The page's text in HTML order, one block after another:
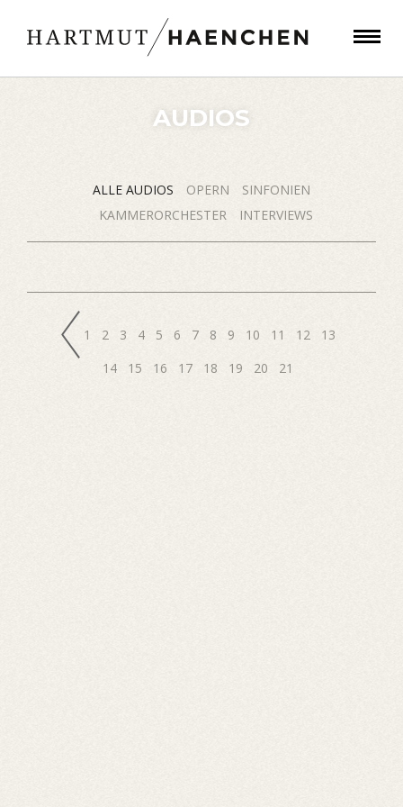
AUDIOS
ALLE AUDIOS OPERN
SINFONIEN
KAMMERORCHESTER
INTERVIEWS
1 2 3 4 5 6 7 8 9 10 11 12
13
14
15 16 17 18 19 20 21